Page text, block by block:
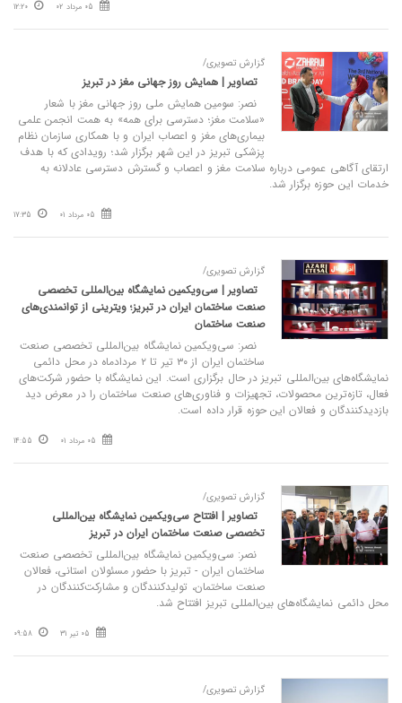
05 مرداد 02 12:20
گزارش تصویری/
تصاویر | همایش روز جهانی مغز در تبریز
نصر: سومین همایش ملی روز جهانی مغز با شعار
«سلامت مغز؛ دسترسی برای همه» به همت انجمن علمی
بیماری‌های مغز و اعصاب ایران و با همکاری سازمان نظام
پزشکی تبریز در این شهر برگزار شد؛ رویدادی که با هدف
ارتقای آگاهی عمومی درباره سلامت مغز و اعصاب و گسترش دسترسی عادلانه به
خدمات این حوزه برگزار شد.
05 مرداد 01 17:35
گزارش تصویری/
تصاویر | سی‌ویکمین نمایشگاه بین‌المللی تخصصی
صنعت ساختمان ایران در تبریز؛ ویترینی از توانمندی‌های
صنعت ساختمان
نصر: سی‌ویکمین نمایشگاه بین‌المللی تخصصی صنعت
ساختمان ایران از ۳۰ تیر تا ۲ مردادماه در محل دائمی
نمایشگاه‌های بین‌المللی تبریز در حال برگزاری است. این نمایشگاه با حضور شرکت‌های
فعال، تازه‌ترین محصولات، تجهیزات و فناوری‌های صنعت ساختمان را در معرض دید
بازدیدکنندگان و فعالان این حوزه قرار داده است.
05 مرداد 01 14:55
گزارش تصویری/
تصاویر | افتتاح سی‌ویکمین نمایشگاه بین‌المللی
تخصصی صنعت ساختمان ایران در تبریز
نصر: سی‌ویکمین نمایشگاه بین‌المللی تخصصی صنعت
ساختمان ایران - تبریز با حضور مسئولان استانی، فعالان
صنعت ساختمان، تولیدکنندگان و مشارکت‌کنندگان در
محل دائمی نمایشگاه‌های بین‌المللی تبریز افتتاح شد.
05 تیر 31 09:58
گزارش تصویری/